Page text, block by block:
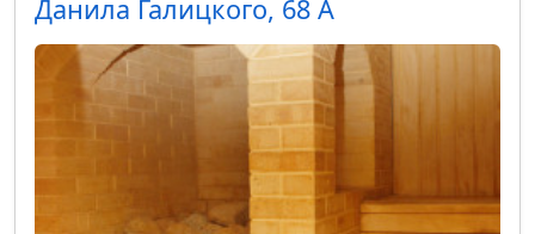
Данила Галицкого, 68 А